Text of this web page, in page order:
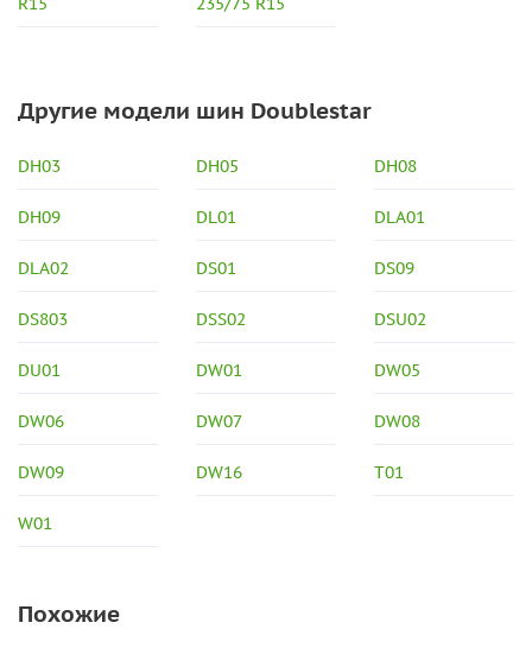
Другие модели шин Doublestar
DH03 DH05 DH08
DH09 DL01 DLA01
DLA02 DS01 DS09
DS803 DSS02 DSU02
DU01 DW01 DW05
DW06 DW07 DW08
DW09 DW16 T01
W01
Похожие